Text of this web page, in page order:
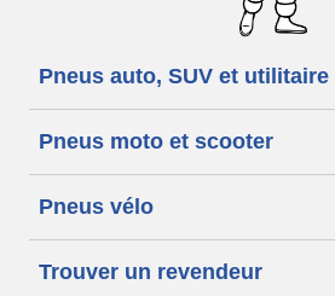
Pneus auto, SUV et utilitaire
Pneus moto et scooter
Pneus vélo
Trouver un revendeur